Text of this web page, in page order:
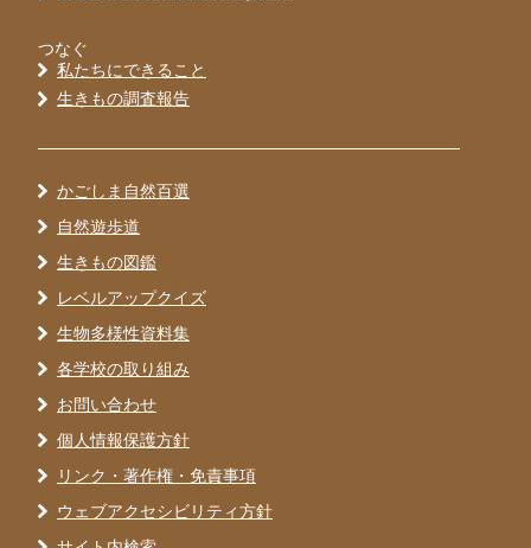
つなぐ
私たちにできること
生きもの調査報告
かごしま自然百選
自然遊歩道
生きもの図鑑
レベルアップクイズ
生物多様性資料集
各学校の取り組み
お問い合わせ
個人情報保護方針
リンク・著作権・免責事項
ウェブアクセシビリティ方針